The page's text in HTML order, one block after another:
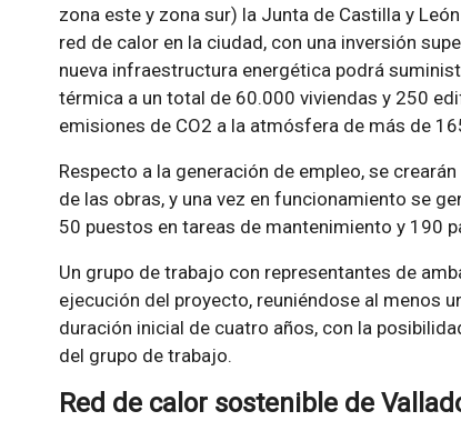
zona este y zona sur) la Junta de Castilla y
red de calor en la ciudad, con una inversión
nueva infraestructura energética podrá
térmica a un total de 60.000 viviendas y 250
emisiones de CO2 a la atmósfera de más de
Respecto a la generación de empleo, se
de las obras, y una vez en funcionamiento se
50 puestos en tareas de mantenimiento y 190
Un grupo de trabajo con representantes de
ejecución del proyecto, reuniéndose al menos
duración inicial de cuatro años, con la
del grupo de trabajo.
Red de calor sostenible de